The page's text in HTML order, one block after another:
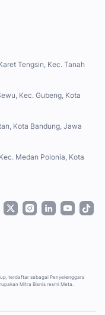
Tengsin, Kec. Tanah
Kec. Gubeng, Kota
Kota Bandung, Jawa
Medan Polonia, Kota
terdaftar sebagai Penyelenggara
Mitra Bisnis resmi Meta.